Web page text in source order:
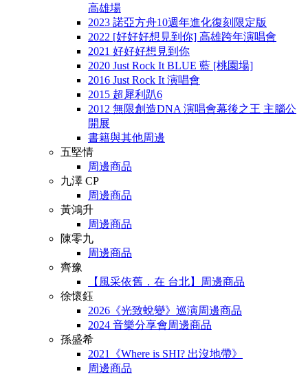
高雄場
2023 諾亞方舟10週年進化復刻限定版
2022 [好好好想見到你] 高雄跨年演唱會
2021 好好好想見到你
2020 Just Rock It BLUE 藍 [桃園場]
2016 Just Rock It 演唱會
2015 超犀利趴6
2012 無限創造DNA 演唱會幕後之王 主腦公
開展
書籍與其他周邊
五堅情
周邊商品
九澤 CP
周邊商品
黃鴻升
周邊商品
陳零九
周邊商品
齊豫
【風采依舊．在 台北】周邊商品
徐懷鈺
2026《光致蛻變》巡演周邊商品
2024 音樂分享會周邊商品
孫盛希
2021《Where is SHI? 出沒地帶》
周邊商品